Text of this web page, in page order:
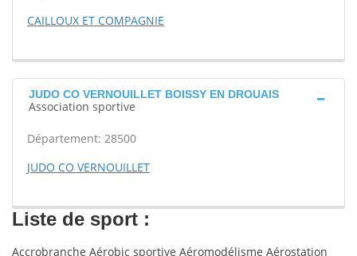
CAILLOUX ET COMPAGNIE
JUDO CO VERNOUILLET BOISSY EN DROUAIS
Association sportive
Département: 28500
JUDO CO VERNOUILLET
Liste de sport :
Accrobranche Aérobic sportive Aéromodélisme Aérostation